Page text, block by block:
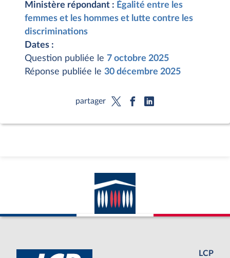
Ministère répondant : Égalité entre les
femmes et les hommes et lutte contre les
discriminations
Dates :
Question publiée le 7 octobre 2025
Réponse publiée le 30 décembre 2025
partager
LCP